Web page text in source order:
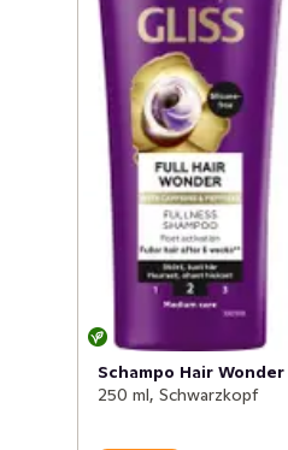
Schampo Hair Wonder
250 ml, Schwarzkopf